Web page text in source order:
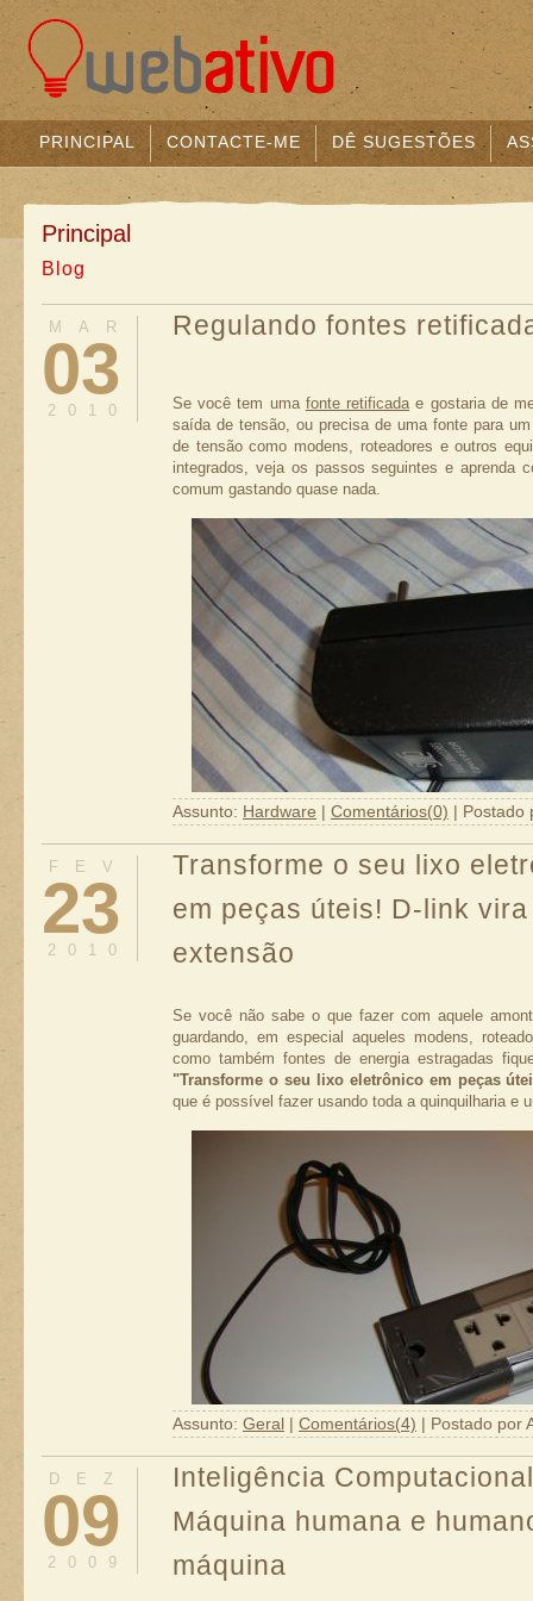
PRINCIPAL CONTACTE-ME DÊ SUGESTÕES
Principal
Blog
MAR
03
2010
Regulando fontes
Se você tem uma fonte retificadae gostaria de
saída de tensão, ou precisa de uma fonte para
de tensão como modens, roteadores e outros
integrados, veja os passos seguintes e aprenda
comum gastando quase nada.
Acima o nosso equipamento de partida, além dele
tensão desejada)
1 Dissipador de tensão
1 capacitor de no mínimo 100nF
final que se deseja regular (no mínimo 7% a
Assunto: Hardware Comentários(0) | Postado
FEV
23
2010
Transforme o seu lixo
em peças úteis! D-link vira
extensão
Se você não sabe o que fazer com aquele
guardando, em especial aqueles modens,
como também fontes de energia estragadas
"Transforme o seu lixo eletrônico em peças
que é possível fazer usando toda a quinquilharia e
Com a carcaça do modem ou roteador fazemos o
Assunto: Geral Comentários(4) | Postado por
DEZ
09
2009
Inteligência
Máquina humana e
máquina